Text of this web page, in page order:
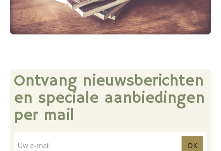
Ontvang nieuwsberichten
en speciale aanbiedingen
per mail
OK